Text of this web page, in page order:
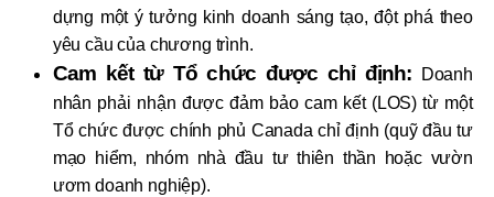
dựng một ý tưởng kinh doanh sáng tạo, đột phá theo
yêu cầu của chương trình.
Cam kết từ Tổ chức được chỉ định: Doanh
nhân phải nhận được đảm bảo cam kết (LOS) từ một
Tổ chức được chính phủ Canada chỉ định (quỹ đầu tư
mạo hiểm, nhóm nhà đầu tư thiên thần hoặc vườn
ươm doanh nghiệp).